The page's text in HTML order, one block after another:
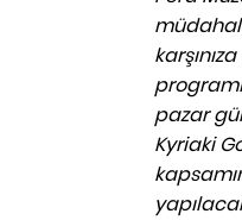
pazar
Kyriaki